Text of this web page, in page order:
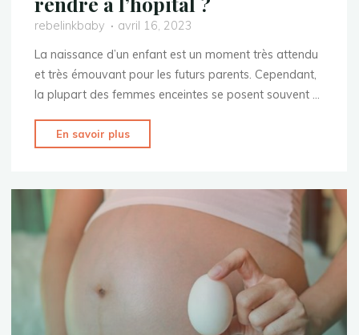
rebelinkbaby
avril 16, 2023
La naissance d’un enfant est un moment très attendu
et très émouvant pour les futurs parents. Cependant,
la plupart des femmes enceintes se posent souvent …
En savoir plus
signes
de
l’accouchement